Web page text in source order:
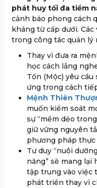
phát huy tối đa tiềm
cảnh báo phong cách
kháng từ cấp dưới.
trong công tác quản lý
Thay vì đưa ra
học cách lắng
Tốn (Mộc) yêu
ứng trong cách
Mệnh Thiên
muốn kiểm soát
sự “mềm dẻo
giữ vững nguyên
phương pháp thực
Tư duy “nuôi
năng” sẽ mang lại
tập trung vào việc
phát triển thay vì